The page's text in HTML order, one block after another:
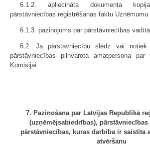
6.1.2. apliecināta dokumenta
pārstāvniecības reģistrēšanas faktu Uzņēmumu
6.1.3. paziņojums par pārstāvniecības
6.2. Ja pārstāvniecību slēdz vai notiek
pārstāvniecības pilnvarota amatpersona
Komisijai.
7. Paziņošana par Latvijas Republikā
(uzņēmējsabiedrības),
pārstāvniecības, kuras darbība ir saistīta
atvēršanu